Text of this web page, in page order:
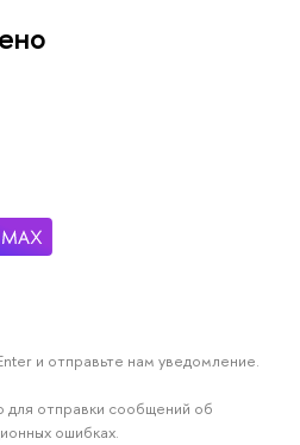
и отправьте нам уведомление.
для отправки сообщений об
ошибках.